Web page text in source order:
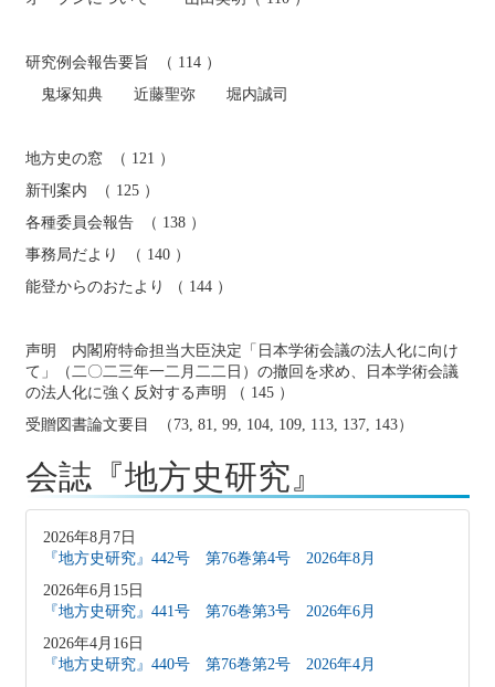
研究例会報告要旨 （ 114 ）
鬼塚知典 近藤聖弥 堀内誠司
地方史の窓 （ 121 ）
新刊案内 （ 125 ）
各種委員会報告 （ 138 ）
事務局だより （ 140 ）
能登からのおたより （ 144 ）
声明 内閣府特命担当大臣決定「日本学術会議の法人化に向け
て」（二〇二三年一二月二二日）の撤回を求め、日本学術会議
の法人化に強く反対する声明 （ 145 ）
受贈図書論文要目 （73, 81, 99, 104, 109, 113, 137, 143）
会誌『地方史研究』
2026年8月7日
『地方史研究』442号 第76巻第4号 2026年8月
2026年6月15日
『地方史研究』441号 第76巻第3号 2026年6月
2026年4月16日
『地方史研究』440号 第76巻第2号 2026年4月